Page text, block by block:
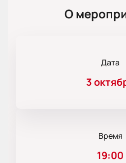
О
Дата
3
Время
19:00